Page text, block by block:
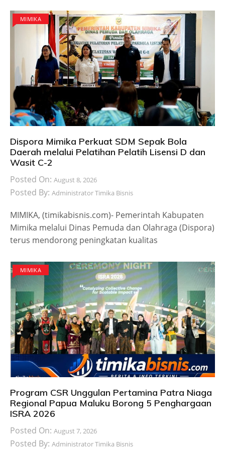
MIMIKA
Dispora Mimika Perkuat SDM Sepak Bola
Daerah melalui Pelatihan Pelatih Lisensi D dan
Wasit C-2
Posted On: August 8, 2026
Posted By: Administrator Timika Bisnis
MIMIKA, (timikabisnis.com)- Pemerintah Kabupaten
Mimika melalui Dinas Pemuda dan Olahraga (Dispora)
terus mendorong peningkatan kualitas
MIMIKA
Program CSR Unggulan Pertamina Patra Niaga
Regional Papua Maluku Borong 5 Penghargaan
ISRA 2026
Posted On: August 7, 2026
Posted By: Administrator Timika Bisnis